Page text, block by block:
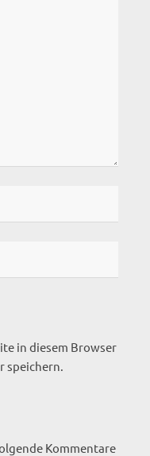
in diesem Browser
speichern.
Kommentare